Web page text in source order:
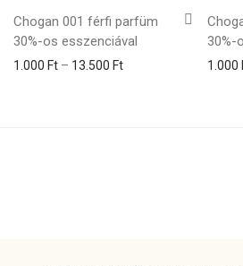
Chogan 001 férfi parfüm
30%-os esszenciával
1.000 Ft – 13.500 Ft
30%-
1.000